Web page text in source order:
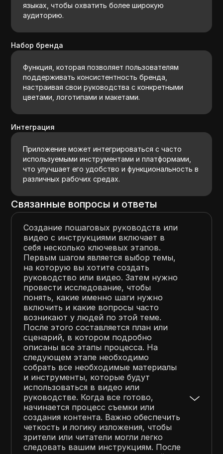
языках, чтобы охватить более широкую
аудиторию.
Набор бренда
Функция, которая позволяет пользователям
поддерживать консистентность бренда,
настраивая свои руководства с конкретными
цветами, логотипами и макетами.
Интеграция
Приложение может интегрироваться с часто
используемыми инструментами и платформами,
что улучшает его удобство и функциональность в
различных рабочих средах.
Связанные вопросы и ответы
Создание пошаговых руководств или
видео с инструкциями включает в
себя несколько ключевых этапов.
Первым шагом является выбор темы,
на которую вы хотите создать
руководство или видео. Затем нужно
провести исследование, чтобы
понять, какие именно шаги нужно
включить и какие вопросы часто
возникают у людей по этой теме.
После этого составляется план или
сценарий, в котором подробно
описаны все этапы процесса. На
следующем этапе необходимо
собрать все необходимые материалы
и инструменты, которые будут
использоваться в видео или
руководстве. Когда все готово,
начинается процесс съемки или
создания контента. Важно обеспечить
четкость и логику изложения, чтобы
зрители или читатели могли легко
следовать вашим инструкциям. После